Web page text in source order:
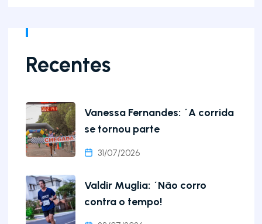
Recentes
Vanessa Fernandes: ´A corrida
se tornou parte
31/07/2026
Valdir Muglia: ´Não corro
contra o tempo!